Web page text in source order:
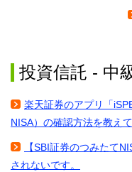
投資信託 - 中
楽天証券のアプリ「
NISA）の確認方法を教えて
【SBI証券のつみたて
されないです。